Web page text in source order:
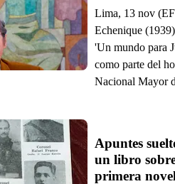
Lima, 13 nov
Echenique
'Un mundo para
como parte del
Nacional Mayor
Apuntes
un libro
primera